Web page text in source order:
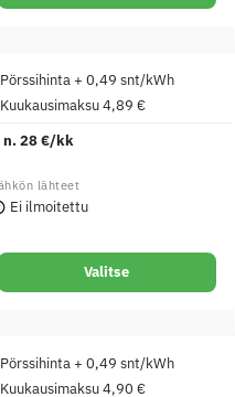
Pörssihinta + 0,49 snt/kWh
Kuukausimaksu 4,89 €
n. 28 €/kk
Ei ilmoitettu
Valitse
Pörssihinta + 0,49 snt/kWh
Kuukausimaksu 4,90 €